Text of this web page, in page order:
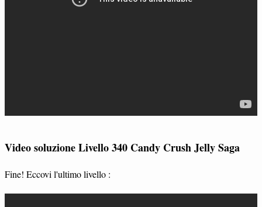
Video soluzione Livello 340 Candy Crush Jelly Saga
Fine! Eccovi l'ultimo livello :